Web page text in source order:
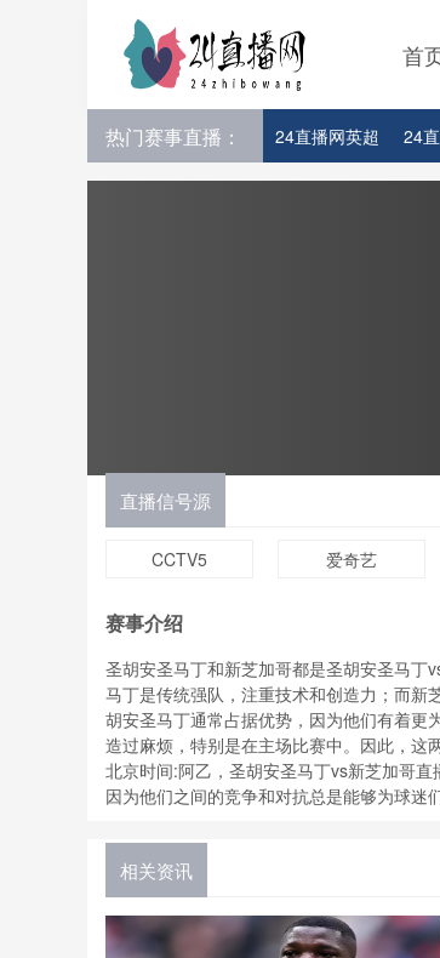
首
热门赛事直播： 24直播网英超 24
直播信号源
CCTV5 爱奇艺
赛事介绍
圣胡安圣马丁和新芝加哥都是圣胡安圣马丁
马丁是传统强队，注重技术和创造力；而新
胡安圣马丁通常占据优势，因为他们有着更
造过麻烦，特别是在主场比赛中。因此，这
北京时间:阿乙，圣胡安圣马丁vs新芝加哥
因为他们之间的竞争和对抗总是能够为球迷
相关资讯